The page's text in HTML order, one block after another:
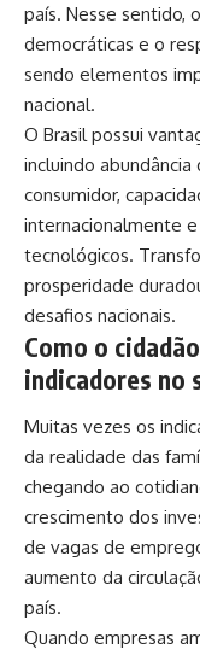
país. Nesse sentido,
democráticas e o
sendo elementos
nacional.
O Brasil possui
incluindo
consumidor,
internacionalmente
tecnológicos.
prosperidade
desafios nacionais.
Como o
indicadores no
Muitas vezes os
da realidade das
chegando ao
crescimento dos
de vagas de
aumento da
país.
Quando empresas